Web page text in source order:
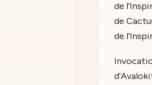
de
de
de